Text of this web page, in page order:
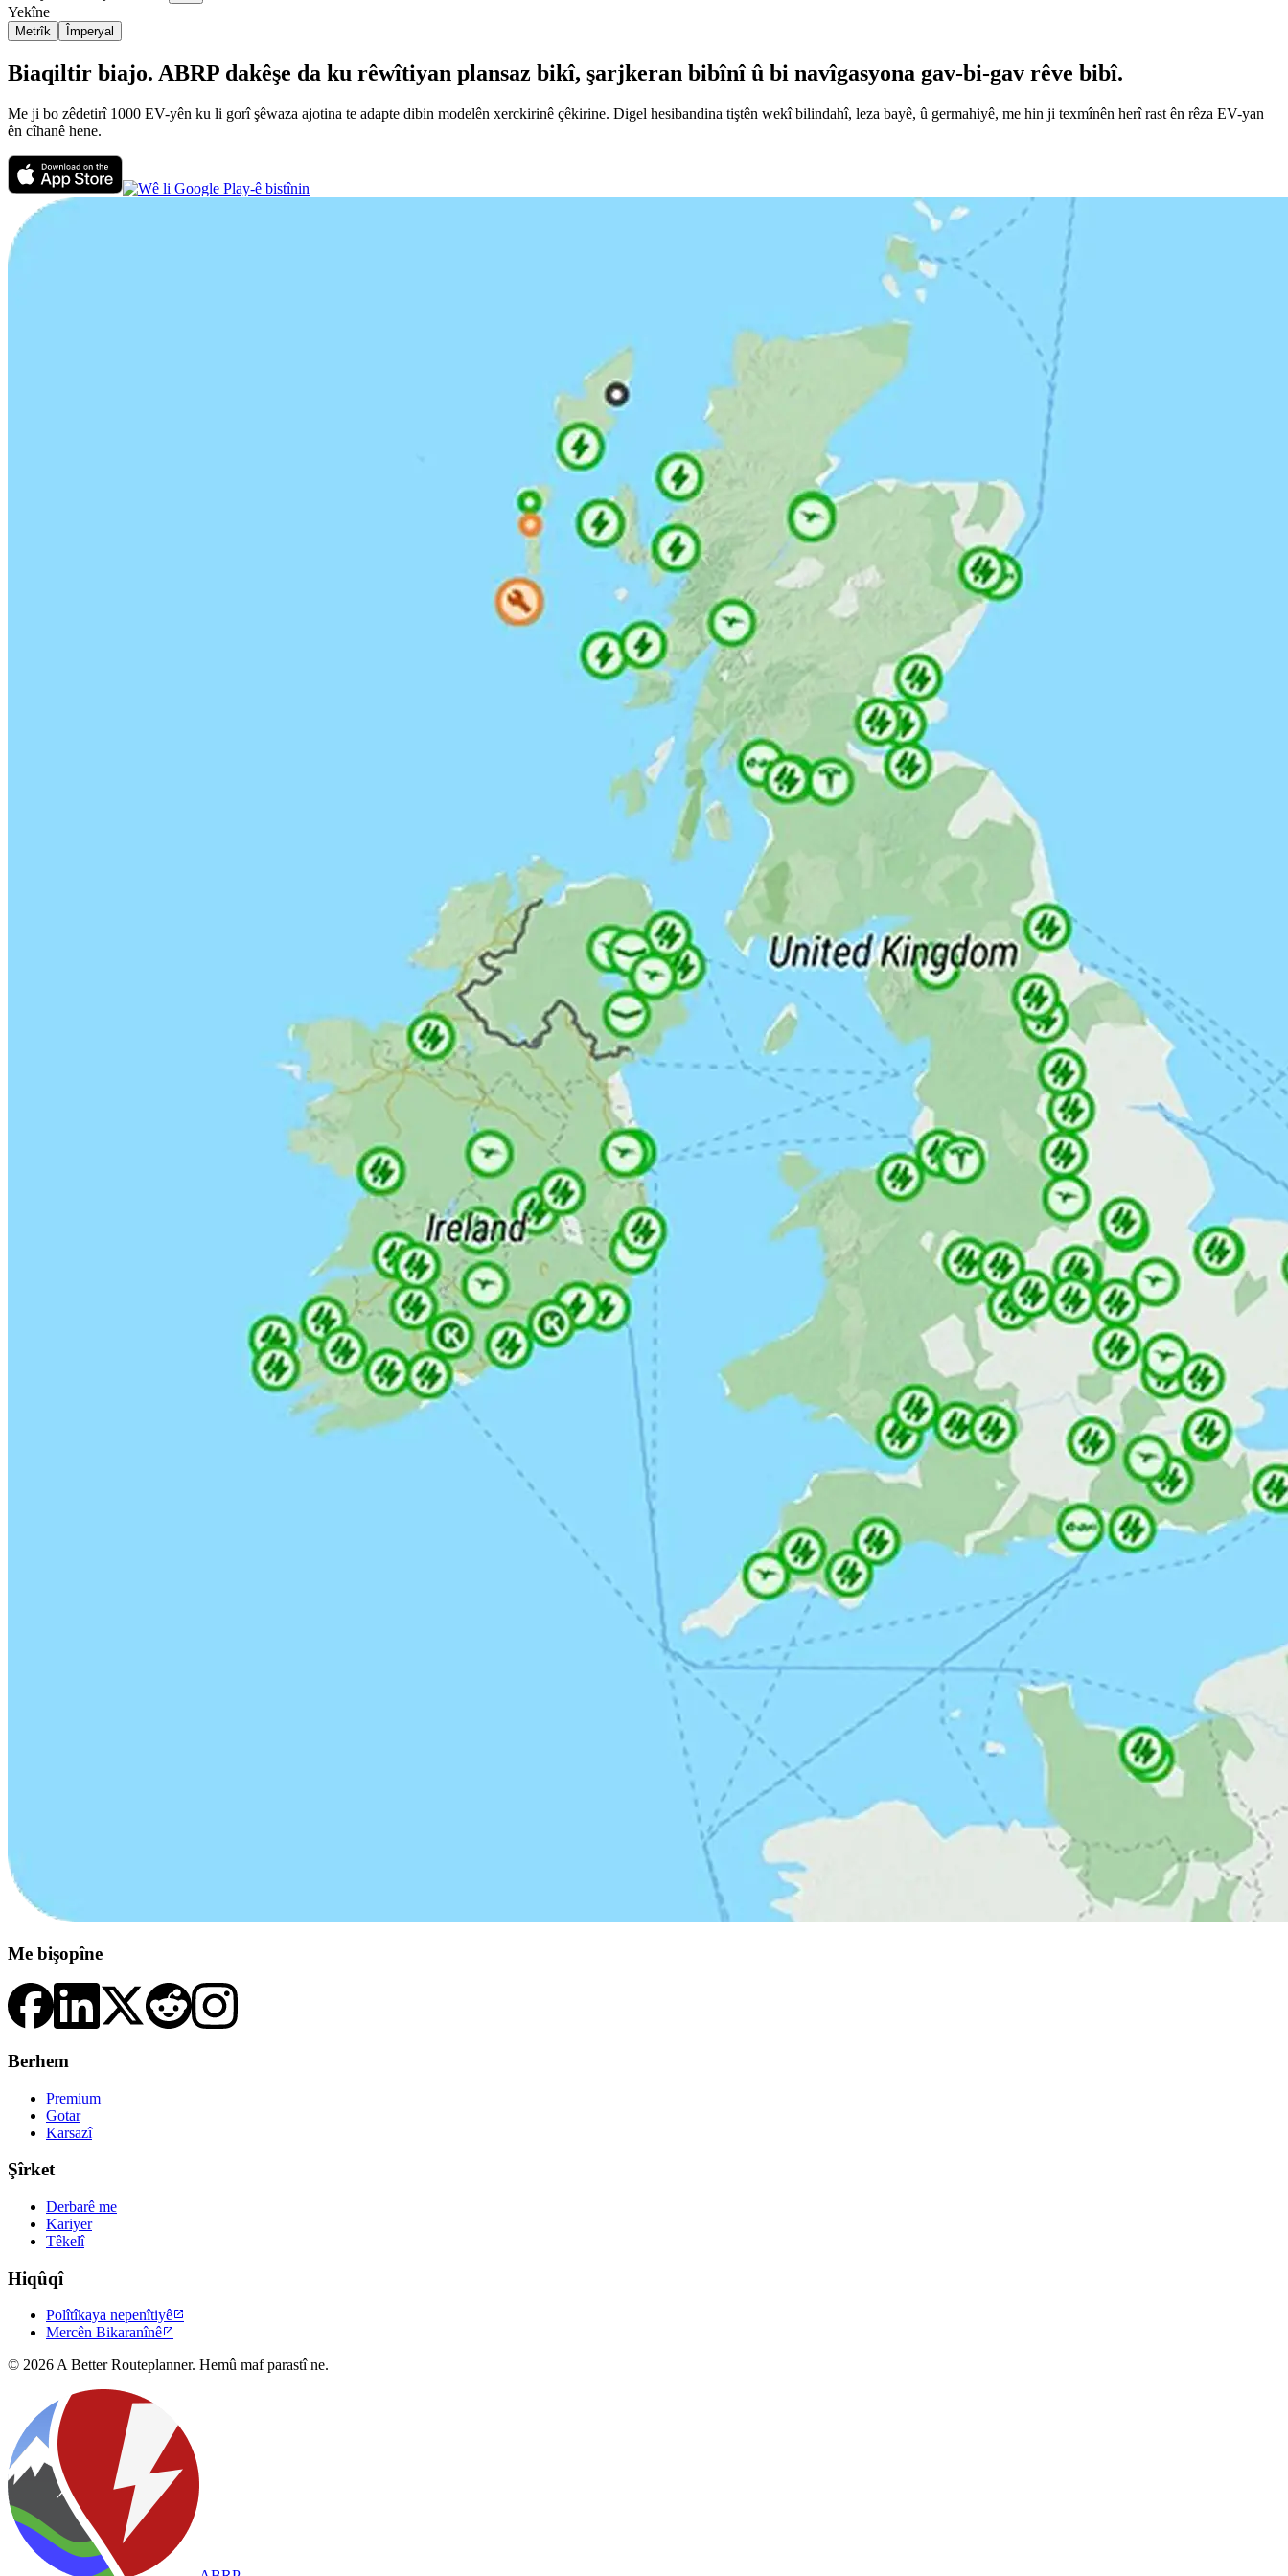
Yekîne
Metrîk Împeryal
Biaqiltir biajo. ABRP dakêşe da ku rêwîtiyan plansaz bikî, şarjkeran bibînî û bi navîgasyona gav-bi-gav rêve bibî.
Me ji bo zêdetirî 1000 EV-yên ku li gorî şêwaza ajotina te adapte dibin modelên xerckirinê çêkirine. Digel hesibandina tiştên wekî bilindahî, leza bayê, û germahiyê, me hin ji texmînên herî rast ên rêza EV-yan
ên cîhanê hene.
Me bişopîne
Berhem
Premium
Gotar
Karsazî
Şîrket
Derbarê me
Kariyer
Têkelî
Hiqûqî
Polîtîkaya nepenîtiyê
Mercên Bikaranînê
© 2026 A Better Routeplanner. Hemû maf parastî ne.